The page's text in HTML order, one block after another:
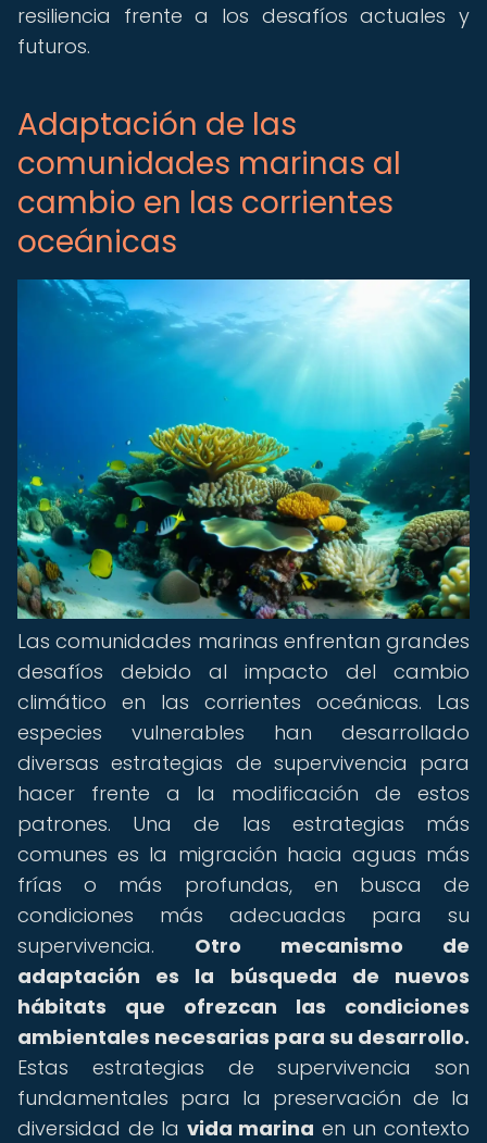
resiliencia frente a los desafíos actuales y
futuros.
Adaptación de las
comunidades marinas al
cambio en las corrientes
oceánicas
Las comunidades marinas enfrentan grandes
desafíos debido al impacto del cambio
climático en las corrientes oceánicas. Las
especies vulnerables han desarrollado
diversas estrategias de supervivencia para
hacer frente a la modificación de estos
patrones. Una de las estrategias más
comunes es la migración hacia aguas más
frías o más profundas, en busca de
condiciones más adecuadas para su
supervivencia. Otro mecanismo de
adaptación es la búsqueda de nuevos
hábitats que ofrezcan las condiciones
ambientales necesarias para su desarrollo.
Estas estrategias de supervivencia son
fundamentales para la preservación de la
diversidad de la vida marina en un contexto